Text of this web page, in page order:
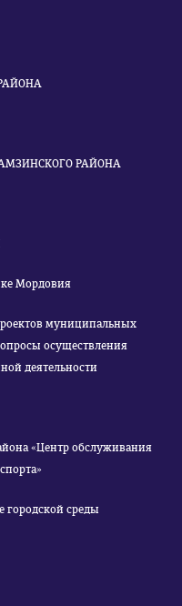
РАЙОНА
Мордовия
муниципальных
осуществления
деятельности
«Центр обслуживания
городской среды